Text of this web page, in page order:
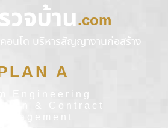
วจบ้าน.com
คอนโด บริหารสัญญางานก่อสร้าง
A
Engineering
& Contract
Management